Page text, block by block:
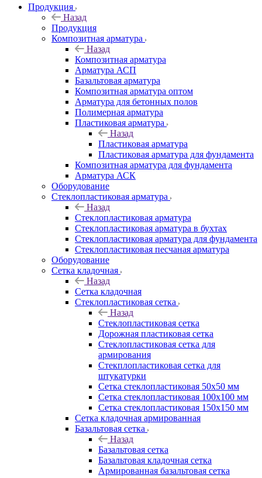
Продукция
Назад
Продукция
Композитная арматура
Назад
Композитная арматура
Арматура АСП
Базальтовая арматура
Композитная арматура оптом
Арматура для бетонных полов
Полимерная арматура
Пластиковая арматура
Назад
Пластиковая арматура
Пластиковая арматура для фундамента
Композитная арматура для фундамента
Арматура АСК
Оборудование
Cтеклопластиковая арматура
Назад
Cтеклопластиковая арматура
Стеклопластиковая арматура в бухтах
Стеклопластиковая арматура для фундамента
Стеклопластиковая песчаная арматура
Оборудование
Сетка кладочная
Назад
Сетка кладочная
Стеклопластиковая сетка
Назад
Стеклопластиковая сетка
Дорожная пластиковая сетка
Стеклопластиковая сетка для
армирования
Стекплопластиковая сетка для
штукатурки
Сетка стеклопластиковая 50x50 мм
Сетка стеклопластиковая 100x100 мм
Сетка стеклопластиковая 150x150 мм
Сетка кладочная армированная
Базальтовая сетка
Назад
Базальтовая сетка
Базальтовая кладочная сетка
Армированная базальтовая сетка